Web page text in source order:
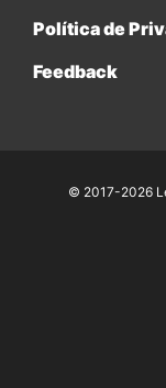
Política de
Feedback
© 2017-2026